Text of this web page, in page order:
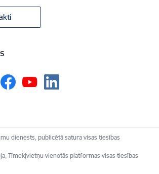
dienests, publicētā satura visas tiesības
Tīmekļvietņu vienotās platformas visas tiesības